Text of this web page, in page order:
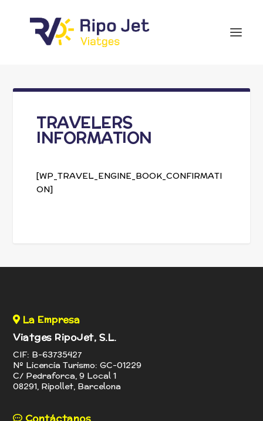
TRAVELERS
INFORMATION
[WP_TRAVEL_ENGINE_BOOK_CONFIRMATI
ON]
La Empresa
Viatges RipoJet, S.L.
CIF: B-63735427
Nº Licencia Turismo: GC-01229
C/ Pedraforca, 9 Local 1
08291, Ripollet, Barcelona